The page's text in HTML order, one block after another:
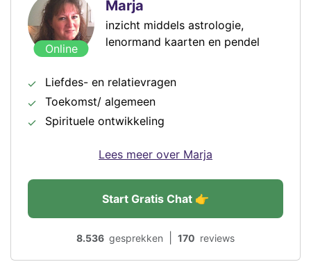
Online
Marja
inzicht middels astrologie,
lenormand kaarten en pendel
Liefdes- en relatievragen
Toekomst/ algemeen
Spirituele ontwikkeling
170 reviews
8.536 gesprekken
Start Gratis Chat 👉
Lees meer over Marja